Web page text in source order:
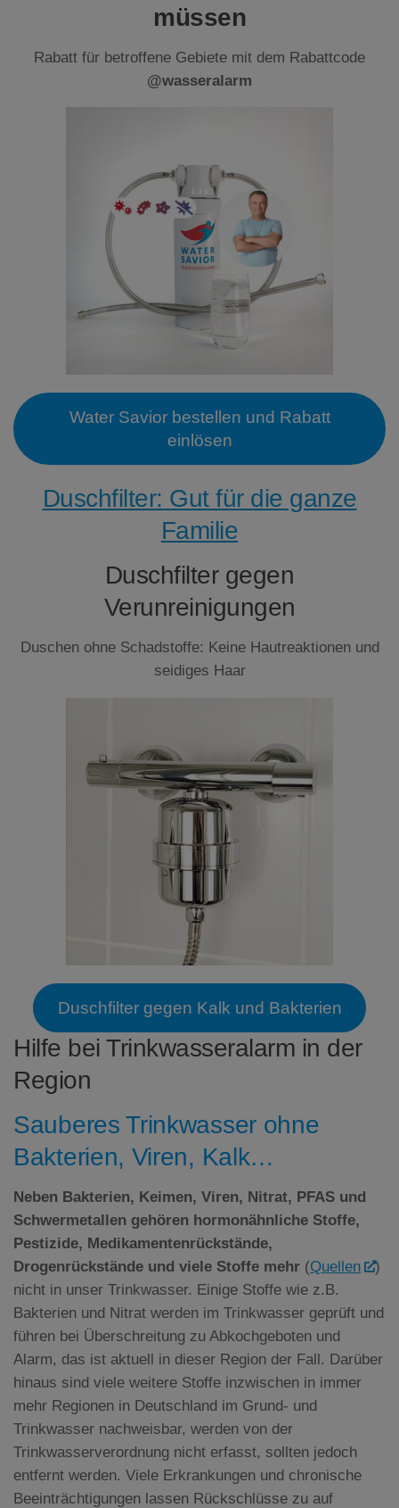
müssen
Rabatt für betroffene Gebiete mit dem Rabattcode
@wasseralarm
Water Savior bestellen und Rabatt
einlösen
Duschfilter: Gut für die ganze
Familie
Duschfilter gegen
Verunreinigungen
Duschen ohne Schadstoffe: Keine Hautreaktionen und
seidiges Haar
Duschfilter gegen Kalk und Bakterien
Hilfe bei Trinkwasseralarm in der
Region
Sauberes Trinkwasser ohne
Bakterien, Viren, Kalk…
Neben Bakterien, Keimen, Viren, Nitrat, PFAS und
Schwermetallen gehören hormonähnliche Stoffe,
Pestizide, Medikamentenrückstände,
Drogenrückstände und viele Stoffe mehr (Quellen
)
nicht in unser Trinkwasser. Einige Stoffe wie z.B.
Bakterien und Nitrat werden im Trinkwasser geprüft und
führen bei Überschreitung zu Abkochgeboten und
Alarm, das ist aktuell in dieser Region der Fall. Darüber
hinaus sind viele weitere Stoffe inzwischen in immer
mehr Regionen in Deutschland im Grund- und
Trinkwasser nachweisbar, werden von der
Trinkwasserverordnung nicht erfasst, sollten jedoch
entfernt werden. Viele Erkrankungen und chronische
Beeinträchtigungen lassen Rückschlüsse zu auf